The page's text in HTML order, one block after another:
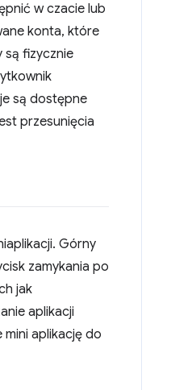
w czacie lub
konta, które
są fizycznie
są dostępne
przesunięcia
Górny
zamykania po
jak
aplikacji
mini aplikację do